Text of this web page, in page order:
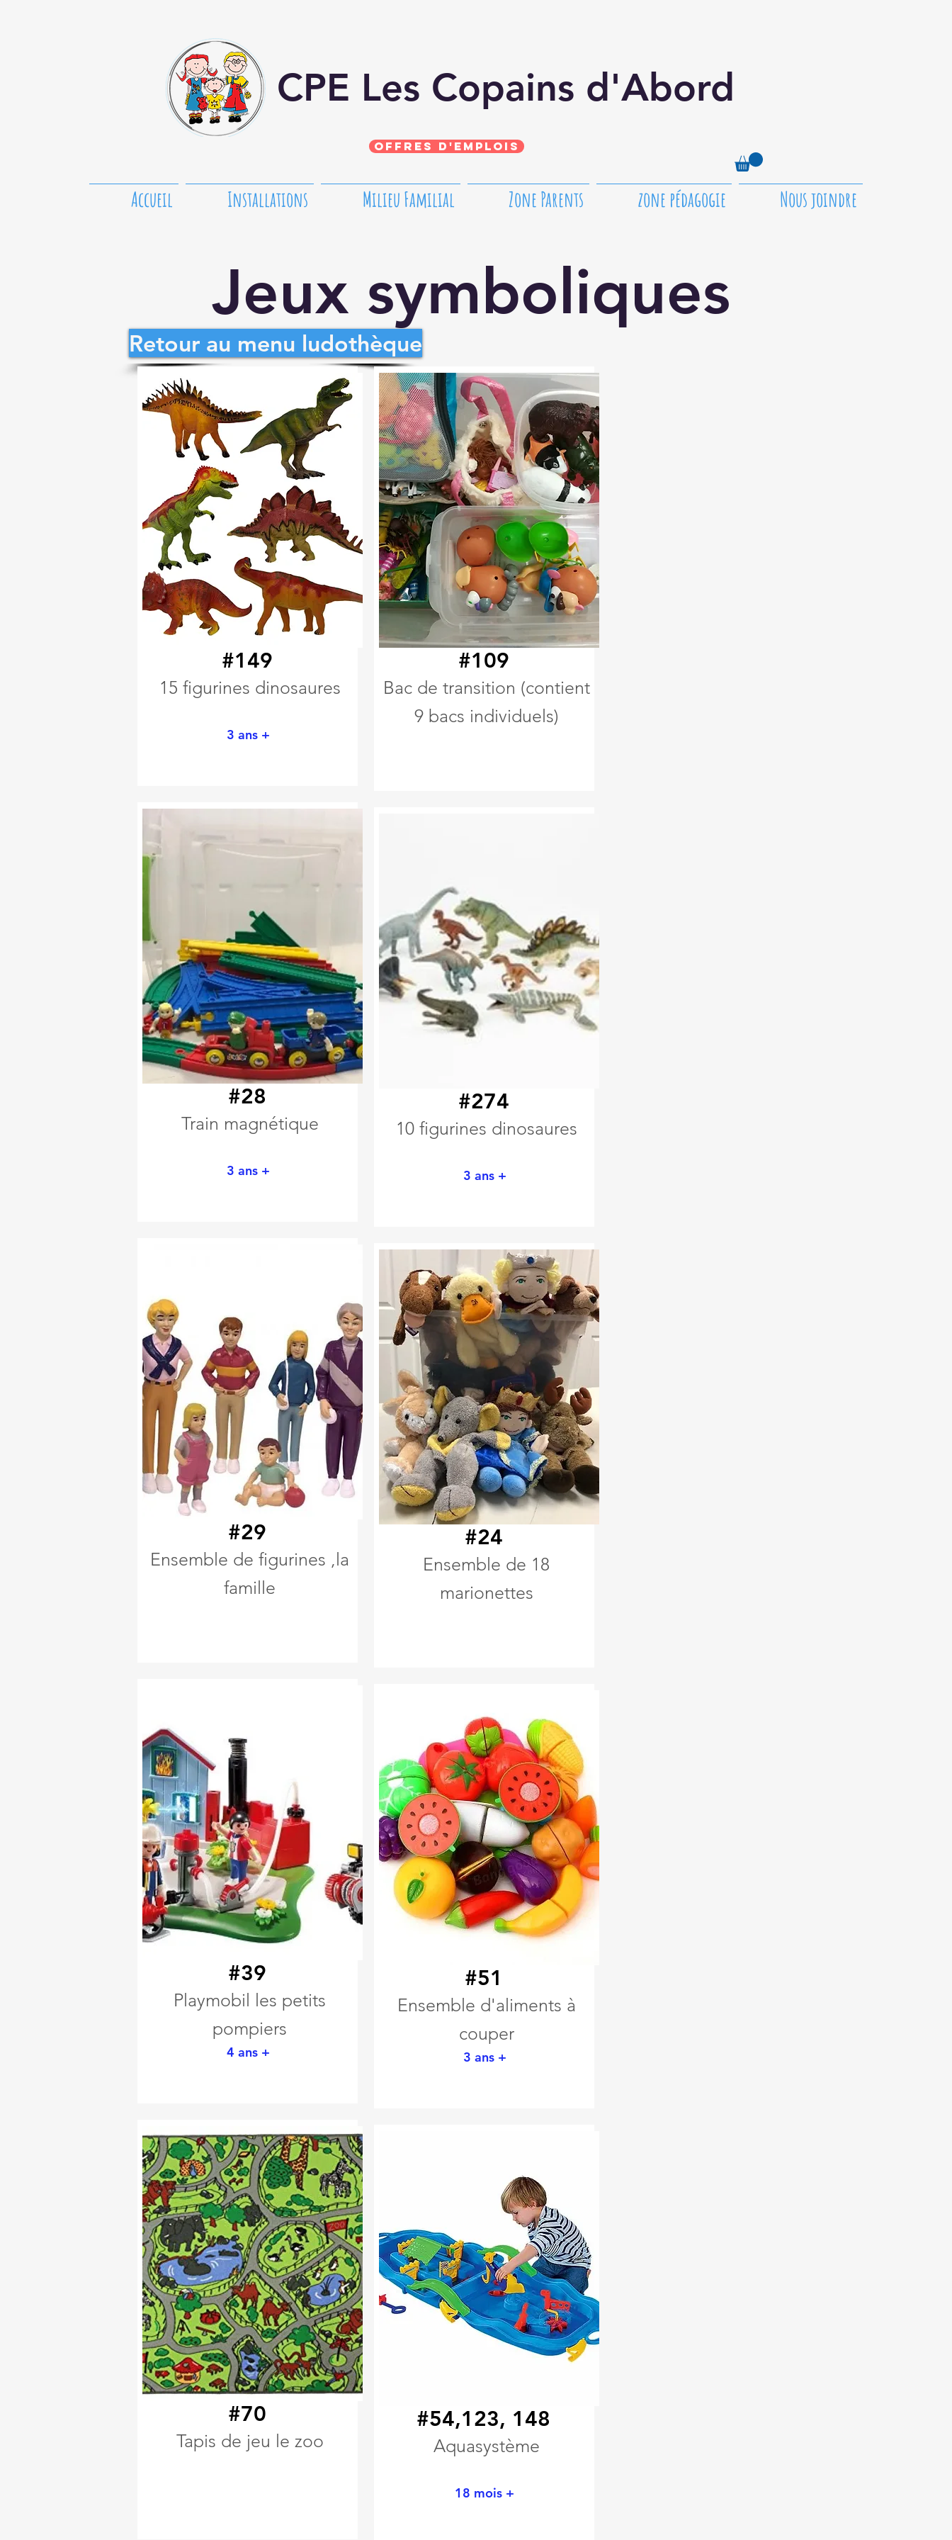
CPE Les Copains d'Abord
Offres d'emplois
Accueil Installations Milieu Familial Zone Parents zone pédagogie Nous joindre
Jeux symboliques
Retour au menu ludothèque
#149
15 figurines dinosaures
3 ans +
#28
Train magnétique
3 ans +
#29
Ensemble de figurines ,la
famille
#39
Playmobil les petits
pompiers
4 ans +
#70
Tapis de jeu le zoo
#109
Bac de transition (contient
9 bacs individuels)
#274
10 figurines dinosaures
3 ans +
#24
Ensemble de 18
marionettes
#51
Ensemble d'aliments à
couper
3 ans +
#54,123, 148
Aquasystème
18 mois +